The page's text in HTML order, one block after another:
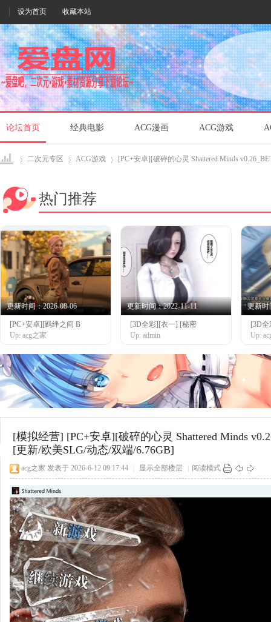
设为首页 收藏本站
论坛首页 经典电影 ACG漫画 ACG游戏
爱盘›
二次元专区
›
ACG游戏
›
[PC+安卓][破碎的心灵 Shattered Minds
热门推荐
更新时间：2026-08-06
[PC+安卓][羁绊之间 B
Up: acg之家
更新时间：2022-11-11
[3D全彩][衣一] [秘密
Up: admin
更新时
[3D
Up:
[模拟经营] [PC+安卓][破碎的心灵 Shattered Minds
[更新/欧美SLG/动态/双端/6.76GB]
acg之家 发表于 2026-6-12 09:17:44 显示全部楼层 阅读模式